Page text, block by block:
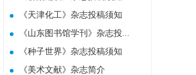
《天津化工》杂志投稿须知
《山东图书馆学刊》杂志投...
《种子世界》杂志投稿须知
​《美术文献》杂志简介